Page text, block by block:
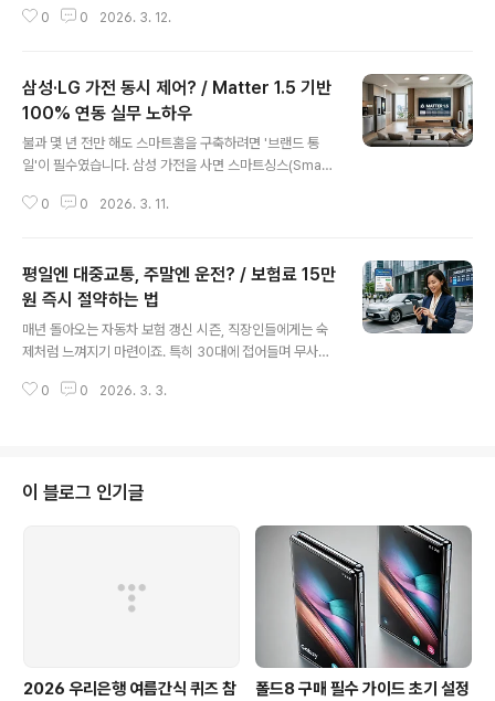
단순히 레시피를 알려주는 수준을 넘어, 이제는 오븐 내부
경은 영화 속 미래 이야기 같았지만, 2026년 현재 스마트
함부터 앞서기 마련이에요. 시장에는 너무 많은 브랜드와
기기들이 쏟아져 나오고 있고, '허브는 뭐고, 프로토콜은 또
뭐야?' 하는 기술적인 용어들 때문에 시작도 하기 전에 포
기하고 싶은 마음이 들기도 하죠.저 역시 처음 스마트 전구
하나를 설치할 때 연결이 안 돼서 한 시간을 꼬박 씨름했던
기억이 납니다. 단순히 '스마트'라는 이름이 붙은 가전을 사
0 0 2026. 3. 12.
삼성·LG 가전 동시 제어? / Matter 1.5 기반
100% 연동 실무 노하우
불과 몇 년 전만 해도 스마트홈을 구축하려면 '브랜드 통
일'이 필수였습니다. 삼성 가전을 사면 스마트싱스(Smart
(ThinQ) 앱만 쳐다봐야 했죠. 애플 홈킷을 쓰는 분들은 지
tter 1.5 표준의 시대를 살고 있습니다. 이제 브랜드 로고가
무엇인지보다, 내가 어떤 자동화 시나리오를 꿈꾸느냐가
더 중요한 세상이 된 것이죠.오늘 이 글에서는 단순한 이론
을 넘어, 제가 직접 2026년형 Matter 1.5 기반으로 구축
한 이종 브랜드 가전 100% 연동 실무 노하우를 공유해 드
리려 합니다. 냉장고는 LG, 세탁기는 삼성, 조명..
0 0 2026. 3. 11.
평일엔 대중교통, 주말엔 운전? / 보험료 15만
원 즉시 절약하는 법
매년 돌아오는 자동차 보험 갱신 시즌, 직장인들에게는 숙
제처럼 느껴지기 마련이죠. 특히 30대에 접어들며 무사고
왜 보험료는 체감상 줄어들지 않을까?"라는 의구심이 들
아닙니다. 특히 평일에는 대중교통으로 출퇴근하고 주말에
만 주로 운전하는 '주말 드라이버' 직장인이라면 더욱 그렇
죠.저 역시 30대 직장인으로서 평일에는 지옥철을 이용하
고, 토요일이나 일요일에만 교외로 드라이브를 나가는 패
턴을 가지고 있는데요. 이번 갱신 때 우연히 알게 된 '주말
운전 특약'과 몇 가지 조회 ..
0 0 2026. 3. 3.
이 블로그 인기글
2026 우리은행 여름간식 퀴즈 참
폴드8 구매 필수 가이드 초기 설정